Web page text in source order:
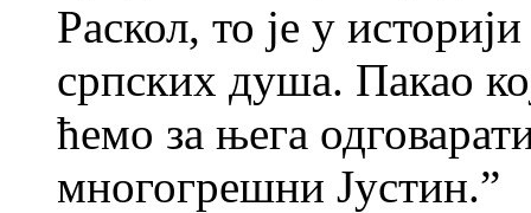
Раскол, то је у
српских душа. Пакао
ћемо за њега
многогрешни Јустин.”